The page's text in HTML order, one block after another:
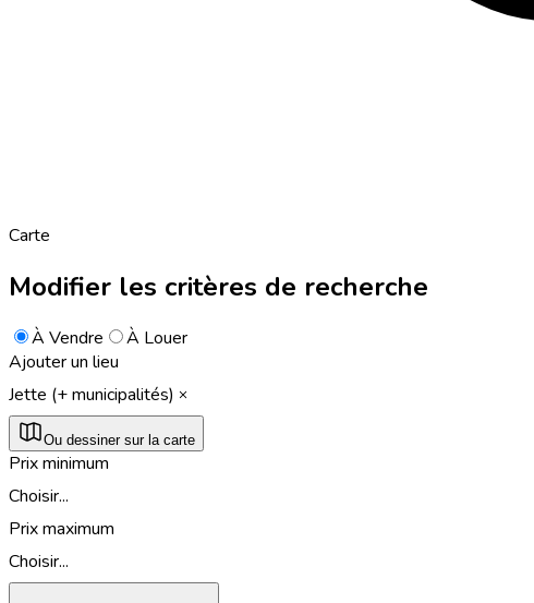
Carte
Modifier les critères de recherche
À Vendre
À Louer
Ajouter un lieu
Jette (+ municipalités)
Ou dessiner sur la carte
Prix minimum
Choisir...
Prix maximum
Choisir...